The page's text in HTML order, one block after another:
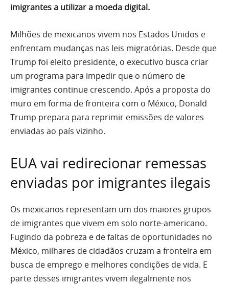
imigrantes a utilizar a moeda digital.
Milhões de mexicanos vivem nos Estados Unidos e
enfrentam mudanças nas leis migratórias. Desde que
Trump foi eleito presidente, o executivo busca criar
um programa para impedir que o número de
imigrantes continue crescendo. Após a proposta do
muro em forma de fronteira com o México, Donald
Trump prepara para reprimir emissões de valores
enviadas ao país vizinho.
EUA vai redirecionar remessas
enviadas por imigrantes ilegais
Os mexicanos representam um dos maiores grupos
de imigrantes que vivem em solo norte-americano.
Fugindo da pobreza e de faltas de oportunidades no
México, milhares de cidadãos cruzam a fronteira em
busca de emprego e melhores condições de vida. E
parte desses imigrantes vivem ilegalmente nos